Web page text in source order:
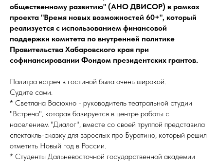
общественному развитию" (АНО ДВИСОР) в рамках
проекта "Время новых возможностей 60+", который
реализуется с использованием финансовой
поддержки комитета по внутренней политике
Правительства Хабаровского края при
софинансировании Фондом президентских грантов.
Палитра встреч в гостиной была очень широкой.
Судите сами.
* Светлана Васюхно - руководитель театральной студии
"Встреча", которая базируется в центре работы с
населением "Диалог", вместе со своей труппой представила
спектакль-сказку для взрослых про Буратино, который решил
отметить Новый год в России.
* Студенты Дальневосточной государственной академии